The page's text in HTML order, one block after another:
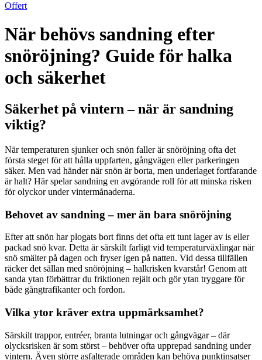
Offert
När behövs sandning efter
snöröjning? Guide för halka
och säkerhet
Säkerhet på vintern – när är sandning
viktig?
När temperaturen sjunker och snön faller är snöröjning ofta det
första steget för att hålla uppfarten, gångvägen eller parkeringen
säker. Men vad händer när snön är borta, men underlaget fortfarande
är halt? Här spelar sandning en avgörande roll för att minska risken
för olyckor under vintermånaderna.
Behovet av sandning – mer än bara snöröjning
Efter att snön har plogats bort finns det ofta ett tunt lager av is eller
packad snö kvar. Detta är särskilt farligt vid temperaturväxlingar när
snö smälter på dagen och fryser igen på natten. Vid dessa tillfällen
räcker det sällan med snöröjning – halkrisken kvarstår! Genom att
sanda ytan förbättrar du friktionen rejält och gör ytan tryggare för
både gångtrafikanter och fordon.
Vilka ytor kräver extra uppmärksamhet?
Särskilt trappor, entréer, branta lutningar och gångvägar – där
olycksrisken är som störst – behöver ofta upprepad sandning under
vintern. Även större asfalterade områden kan behöva punktinsatser